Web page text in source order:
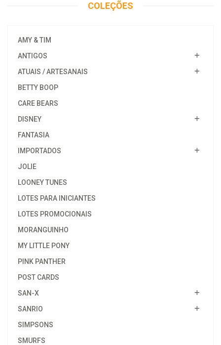
COLEÇÕES
AMY & TIM
ANTIGOS
ATUAIS / ARTESANAIS
BETTY BOOP
CARE BEARS
DISNEY
FANTASIA
IMPORTADOS
JOLIE
LOONEY TUNES
LOTES PARA INICIANTES
LOTES PROMOCIONAIS
MORANGUINHO
MY LITTLE PONY
PINK PANTHER
POST CARDS
SAN-X
SANRIO
SIMPSONS
SMURFS